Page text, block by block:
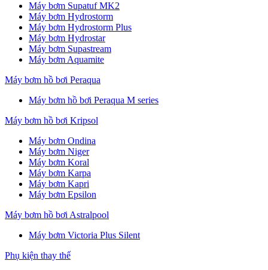
Máy bơm Supatuf MK2
Máy bơm Hydrostorm
Máy bơm Hydrostorm Plus
Máy bơm Hydrostar
Máy bơm Supastream
Máy bơm Aquamite
Máy bơm hồ bơi Peraqua
Máy bơm hồ bơi Peraqua M series
Máy bơm hồ bơi Kripsol
Máy bơm Ondina
Máy bơm Niger
Máy bơm Koral
Máy bơm Karpa
Máy bơm Kapri
Máy bơm Epsilon
Máy bơm hồ bơi Astralpool
Máy bơm Victoria Plus Silent
Phụ kiện thay thế